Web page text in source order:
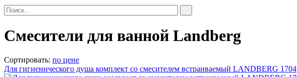
Смесители для ванной Landberg
Сортировать: по цене
Для гигиенического душа комплект со смесителем встраиваемый LANDBERG 1704